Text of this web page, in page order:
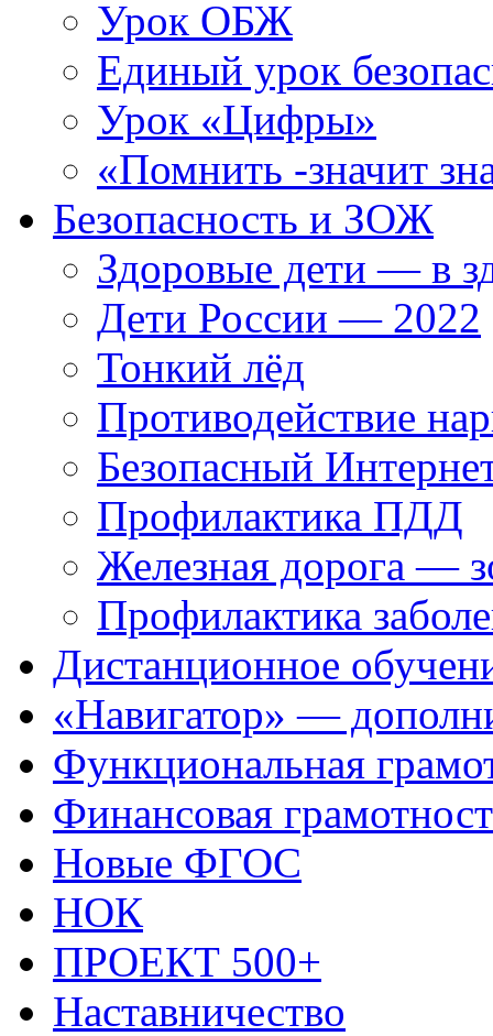
Урок ОБЖ
Единый урок
Урок «Цифры»
«Помнить -значит
Безопасность и ЗОЖ
Здоровые дети — в
Дети России — 2022
Тонкий лёд
Противодействие
Безопасный
Профилактика ПДД
Железная дорога —
Профилактика
Дистанционное
«Навигатор» —
Функциональная
Финансовая
Новые ФГОС
НОК
ПРОЕКТ 500+
Наставничество